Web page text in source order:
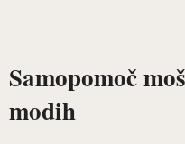
Samopomoč
modih